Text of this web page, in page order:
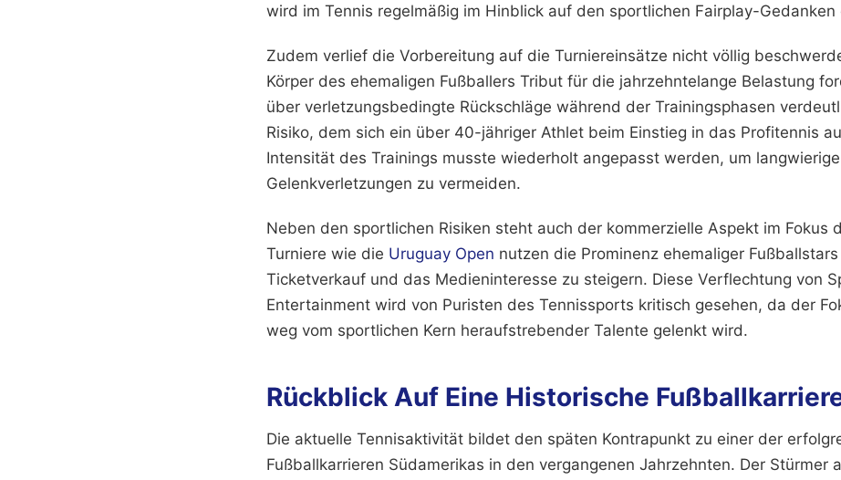
wird im Tennis regelmäßig im Hinblick auf den sportlichen Fairplay-
Zudem verlief die Vorbereitung auf die Turniereinsätze nicht völlig
Körper des ehemaligen Fußballers Tribut für die jahrzehntelange Belastung
über verletzungsbedingte Rückschläge während der Trainingsphasen
Risiko, dem sich ein über 40-jähriger Athlet beim Einstieg in das Profitennis
Intensität des Trainings musste wiederholt angepasst werden, um
Gelenkverletzungen zu vermeiden.
Neben den sportlichen Risiken steht auch der kommerzielle Aspekt im Fokus
Turniere wie die Uruguay Open nutzen die Prominenz ehemaliger
Ticketverkauf und das Medieninteresse zu steigern. Diese Verflechtung von
Entertainment wird von Puristen des Tennissports kritisch gesehen, da der
weg vom sportlichen Kern heraufstrebender Talente gelenkt wird.
Rückblick Auf Eine Historische
Die aktuelle Tennisaktivität bildet den späten Kontrapunkt zu einer der
Fußballkarrieren Südamerikas in den vergangenen Jahrzehnten. Der Stürmer